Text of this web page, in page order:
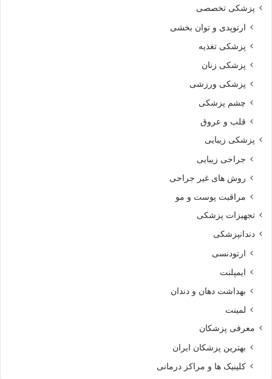
پزشکی تخصصی
ارتوپدی و توان بخشی
پزشکی تغذیه
پزشکی زنان
پزشکی ورزشی
چشم پزشکی
قلب و عروق
پزشکی زیبایی
جراحی زیبایی
روش های غیر جراحی
مراقبت پوست و مو
تجهیزات پزشکی
دندانپزشکی
ارتودنسی
ایمپلنت
بهداشت دهان و دندان
لمینت
معرفی پزشکان
بهترین پزشکان ایران
کلینیک ها و مراکز درمانی